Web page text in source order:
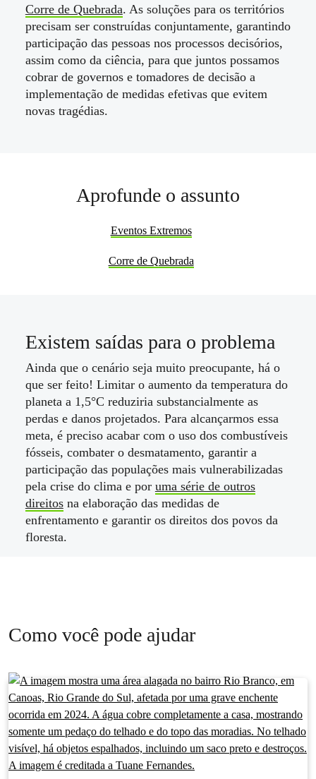
Corre de Quebrada. As soluções para os territórios
precisam ser construídas conjuntamente, garantindo
participação das pessoas nos processos decisórios,
assim como da ciência, para que juntos possamos
cobrar de governos e tomadores de decisão a
implementação de medidas efetivas que evitem
novas tragédias.
Aprofunde o assunto
Eventos Extremos
Corre de Quebrada
Existem saídas para o problema
Ainda que o cenário seja muito preocupante, há o
que ser feito! Limitar o aumento da temperatura do
planeta a 1,5°C reduziria substancialmente as
perdas e danos projetados. Para alcançarmos essa
meta, é preciso acabar com o uso dos combustíveis
fósseis, combater o desmatamento, garantir a
participação das populações mais vulnerabilizadas
pela crise do clima e por uma série de outros
direitosna elaboração das medidas de
enfrentamento e garantir os direitos dos povos da
floresta.
Como você pode ajudar